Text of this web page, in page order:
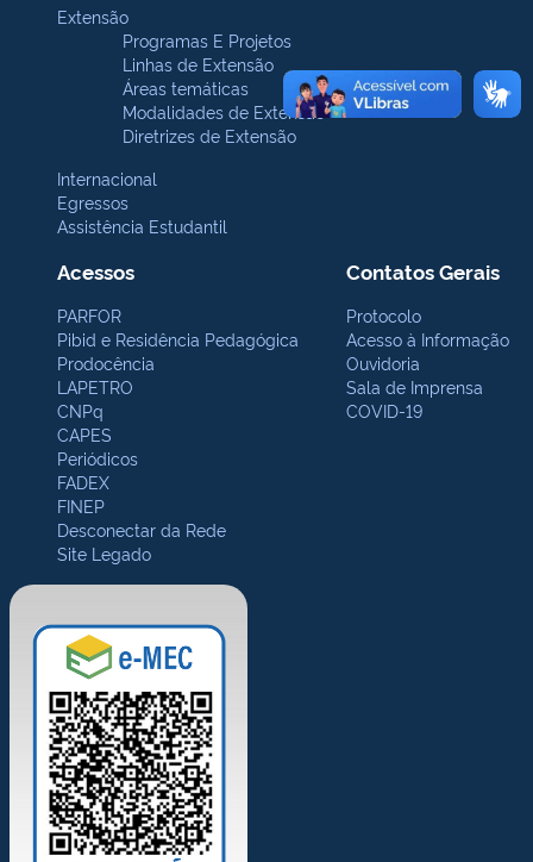
Extensão
Programas E Projetos
Linhas de Extensão
Áreas temáticas
Modalidades de Extensão
Diretrizes de Extensão
Internacional
Egressos
Assistência Estudantil
Acessos
PARFOR
Pibid e Residência Pedagógica
Prodocência
LAPETRO
CNPq
CAPES
Periódicos
FADEX
FINEP
Desconectar da Rede
Site Legado
Contatos Gerais
Protocolo
Acesso à Informação
Ouvidoria
Sala de Imprensa
COVID-19